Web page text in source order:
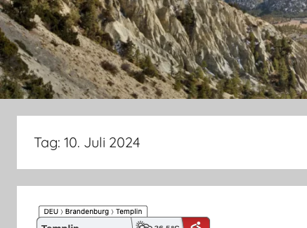
Tag: 10. Juli 2024